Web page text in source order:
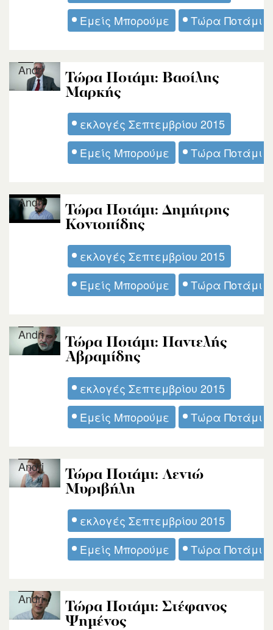
Εμείς Μπορούμε
Τώρα Ποτάμι
Τώρα Ποτάμι: Βασίλης
Μαρκής
εκλογές Σεπτεμβρίου 2015
Εμείς Μπορούμε
Τώρα Ποτάμι
Andri
Τώρα Ποτάμι: Δημήτρης
Κοντοπίδης
εκλογές Σεπτεμβρίου 2015
Εμείς Μπορούμε
Τώρα Ποτάμι
Andri
Τώρα Ποτάμι: Παντελής
Αβραμίδης
εκλογές Σεπτεμβρίου 2015
Εμείς Μπορούμε
Τώρα Ποτάμι
Andri
Τώρα Ποτάμι: Λενιώ
Μυριβήλη
εκλογές Σεπτεμβρίου 2015
Εμείς Μπορούμε
Τώρα Ποτάμι
Andri
Τώρα Ποτάμι: Στέφανος
Ψημένος
Andri